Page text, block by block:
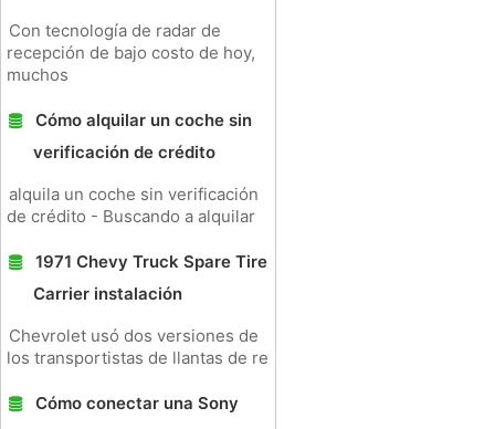
Con tecnología de radar de
recepción de bajo costo de hoy,
muchos
Cómo alquilar un coche sin
verificación de crédito
alquila un coche sin verificación
de crédito - Buscando a alquilar
1971 Chevy Truck Spare Tire
Carrier instalación
Chevrolet usó dos versiones de
los transportistas de llantas de re
Cómo conectar una Sony